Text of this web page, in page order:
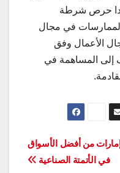
حرص شرطة
في مجال
الأعمال وفق
إلى المساهمة في
من أفضل الأسواق
في الأتمتة الصناعية